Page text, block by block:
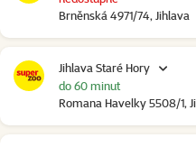
Brněnská 4971/74, Jihlava
Jihlava Staré Hory
Romana Havelky 5508/1,
do 60 minut